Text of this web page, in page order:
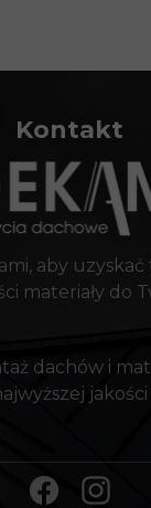
Kontakt
aby
materiały do
dachów i
jakości